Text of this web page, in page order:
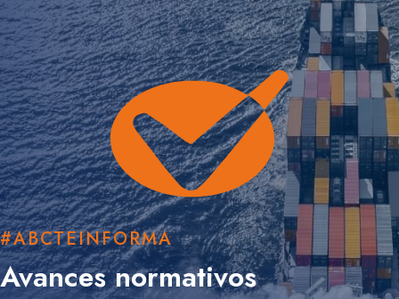
#ABCTEINFORMA
Avances normativos